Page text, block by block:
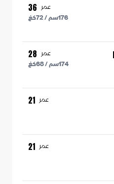
عمر 36
176سم /72كغ
عمر 28
174سم /68كغ
عمر 21
عمر 21